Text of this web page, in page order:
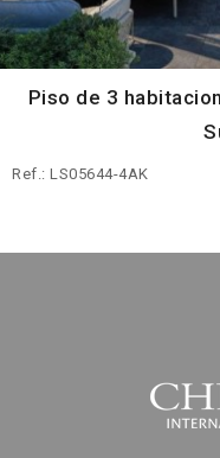
Piso de 3
Ref.: LS05644-4AK